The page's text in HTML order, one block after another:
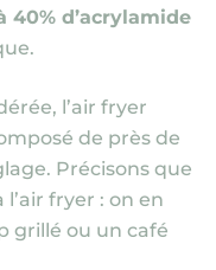
40% d’acrylamide
l’air fryer
de près de
Précisons que
l’air fryer : on en
grillé ou un café